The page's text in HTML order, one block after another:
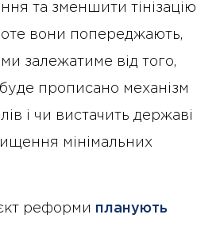
та зменшити тінізацію
вони попереджають,
залежатиме від того,
буде прописано механізм
і чи вистачить державі
мінімальних
реформи планують